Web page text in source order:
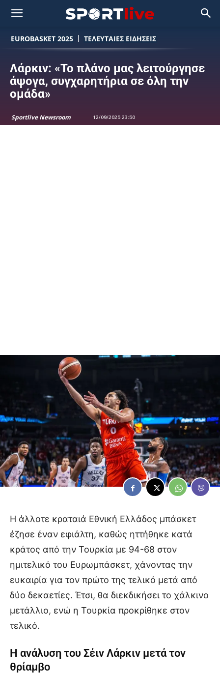
EUROBASKET 2025 ΤΕΛΕΥΤΑΙΕΣ ΕΙΔΗΣΕΙΣ
Λάρκιν: «Το πλάνο μας λειτούργησε
άψογα, συγχαρητήρια σε όλη την
ομάδα»
Sportlive Newsroom 12/09/2025 23:50
Η άλλοτε κραταιά Εθνική Ελλάδος μπάσκετ
έζησε έναν εφιάλτη, καθώς ηττήθηκε κατά
κράτος από την Τουρκία με 94-68 στον
ημιτελικό του Ευρωμπάσκετ, χάνοντας την
ευκαιρία για τον πρώτο της τελικό μετά από
δύο δεκαετίες. Έτσι, θα διεκδικήσει το χάλκινο
μετάλλιο, ενώ η Τουρκία προκρίθηκε στον
τελικό.
Η ανάλυση του Σέιν Λάρκιν μετά τον
θρίαμβο